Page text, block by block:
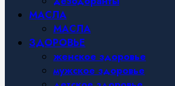
МАСЛА
МАСЛА
ЗДОРОВЬЕ
женское здоровье
мужское здоровье